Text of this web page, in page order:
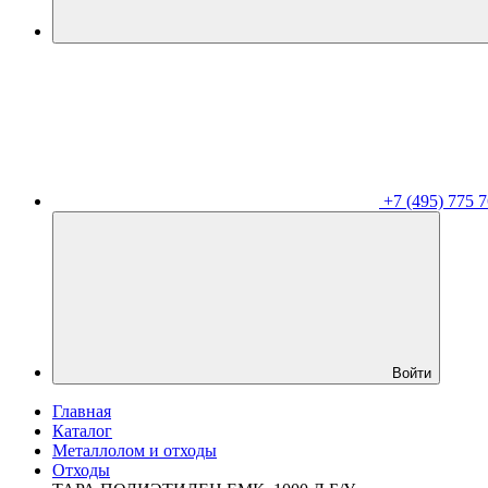
+7 (495) 775
Войти
Главная
Каталог
Металлолом и отходы
Отходы